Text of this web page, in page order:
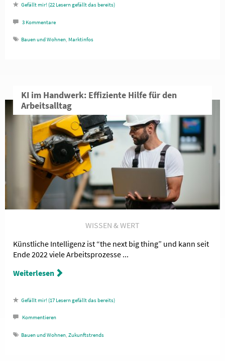
22 Lesern gefällt das
3 Kommentare
Bauen und Wohnen, Marktinfos
KI im Handwerk: Effiziente Hilfe für den
Arbeitsalltag
WISSEN & WERT
Künstliche Intelligenz ist “the next big thing” und kann seit
Ende 2022 viele Arbeitsprozesse ...
Weiterlesen
17 Lesern gefällt das
Kommentieren
Bauen und Wohnen, Zukunftstrends